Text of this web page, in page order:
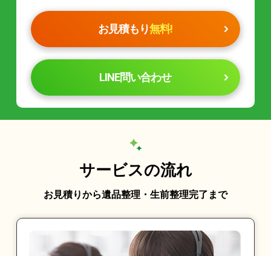
お見積もり無料!
LINE問い合わせ
サービスの流れ
お見積りから遺品整理・生前整理完了まで